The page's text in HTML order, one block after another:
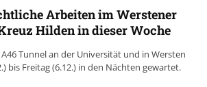
Arbeiten im Werstener
Hilden in dieser Woche
Tunnel an der Universität und in Wersten
bis Freitag (6.12.) in den Nächten gewartet.